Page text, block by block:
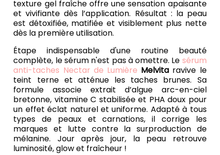
texture gel fraîche offre une sensation apaisante
et vivifiante dès l’application. Résultat : la peau
est détoxifiée, matifiée et visiblement plus nette
dès la première utilisation.
Étape indispensable d'une routine beauté
complète, le sérum n'est pas à omettre. Le sérum
anti-taches Nectar de Lumière Melvita ravive le
teint terne et atténue les taches brunes. Sa
formule associe extrait d’algue arc-en-ciel
bretonne, vitamine C stabilisée et PHA doux pour
un effet éclat naturel et uniforme. Adapté à tous
types de peaux et carnations, il corrige les
marques et lutte contre la surproduction de
mélanine. Jour après jour, la peau retrouve
luminosité, glow et fraîcheur !